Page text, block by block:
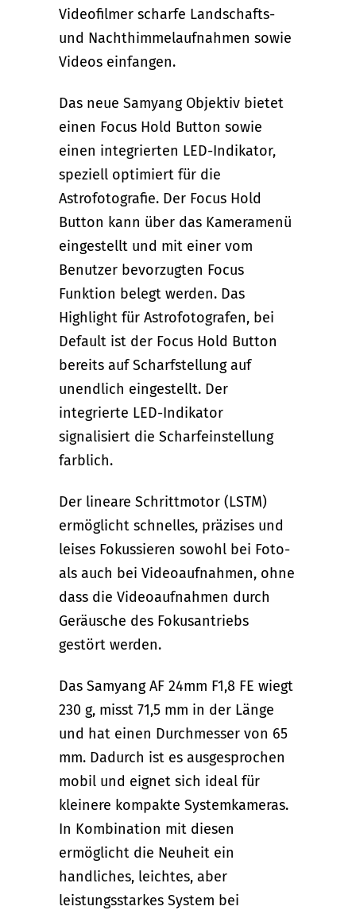
Videofilmer scharfe Landschafts-
und Nachthimmelaufnahmen sowie
Videos einfangen.
Das neue Samyang Objektiv bietet
einen Focus Hold Button sowie
einen integrierten LED-Indikator,
speziell optimiert für die
Astrofotografie. Der Focus Hold
Button kann über das Kameramenü
eingestellt und mit einer vom
Benutzer bevorzugten Focus
Funktion belegt werden. Das
Highlight für Astrofotografen, bei
Default ist der Focus Hold Button
bereits auf Scharfstellung auf
unendlich eingestellt. Der
integrierte LED-Indikator
signalisiert die Scharfeinstellung
farblich.
Der lineare Schrittmotor (LSTM)
ermöglicht schnelles, präzises und
leises Fokussieren sowohl bei Foto-
als auch bei Videoaufnahmen, ohne
dass die Videoaufnahmen durch
Geräusche des Fokusantriebs
gestört werden.
Das Samyang AF 24mm F1,8 FE wiegt
230 g, misst 71,5 mm in der Länge
und hat einen Durchmesser von 65
mm. Dadurch ist es ausgesprochen
mobil und eignet sich ideal für
kleinere kompakte Systemkameras.
In Kombination mit diesen
ermöglicht die Neuheit ein
handliches, leichtes, aber
leistungsstarkes System bei